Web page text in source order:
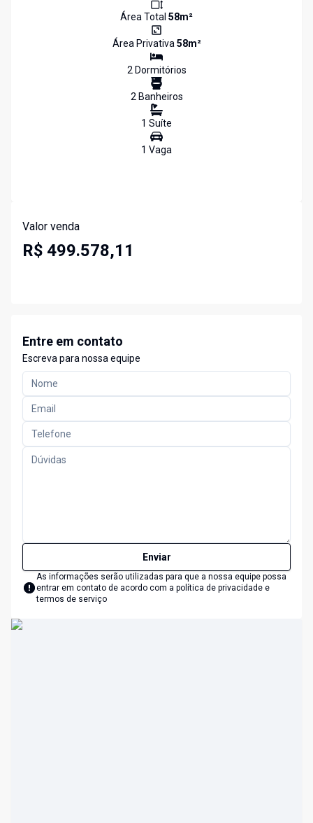
Área Total 58m²
Área Privativa58m²
2Dormitórios
2Banheiros
1 Suíte
1 Vaga
Valor venda
R$ 499.578,11
Entre em contato
Escreva para nossa equipe
Enviar
As informações serão utilizadas para que a nossa equipe possa
entrar em contato de acordo com a política de privacidade e
termos de serviço